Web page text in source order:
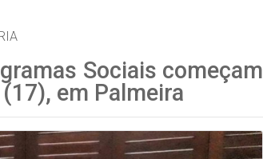
Sociais começam
em Palmeira